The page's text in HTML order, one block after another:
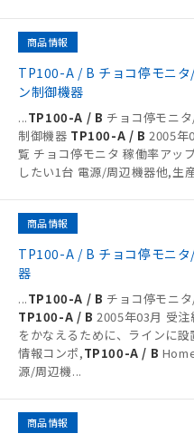
商品情報
TP100-A / B チョコ停モニ
ン制御機器
...TP100-A / B チョコ停モニ
制御機器 TP100-A / B 2005年
覧 チョコ停モニタ 稼働率アッ
したい1台 電源/周辺機器他,生
商品情報
TP100-A / B チョコ停モニ
器
...TP100-A / B チョコ停モニ
TP100-A / B 2005年03月 受
をかなえるために、ラインに
情報コンポ,TP100-A / B
源/周辺機...
商品情報